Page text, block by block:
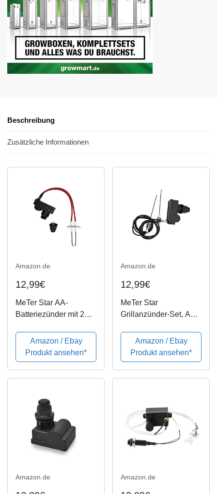
Beschreibung
Zusätzliche Informationen
Amazon.de
12,99€
MeTer Star AA-
Batteriezünder mit 2
Doppelzündelektrode
für Catering und
Kochen, Elektrozünder,
Kabellänge 0,24 m.
Amazon / Ebay
Produkt ansehen*
Amazon.de
12,99€
MeTer Star
Grillanzünder-Set, AA
Ausgänge mit
Zündkerzen-Draht,
Länge 1 m (zwei
Elektroden), CE/CSA
Amazon / Ebay
Produkt ansehen*
Amazon.de Amazon.de